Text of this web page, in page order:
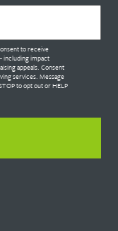
to receive
including impact
appeals. Consent
services. Message
to opt out or HELP